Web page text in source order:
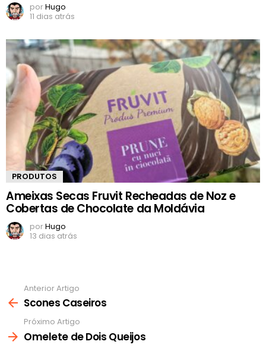
porHugo
11 dias atrás
PRODUTOS
Ameixas Secas Fruvit Recheadas de Noz e
Cobertas de Chocolate da Moldávia
porHugo
13 dias atrás
mais
Anterior Artigo
Scones Caseiros
Próximo Artigo
Omelete de Dois Queijos